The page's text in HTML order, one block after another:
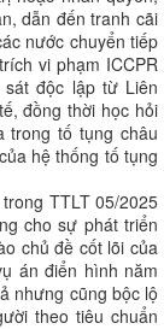
dẫn đến tranh cãi
nước chuyển tiếp
vi phạm ICCPR
độc lập từ Liên
đồng thời học hỏi
trong tố tụng châu
hệ thống tố tụng
TTLT 05/2025
cho sự phát triển
chủ đề cốt lõi của
án điển hình năm
nhưng cũng bộc lộ
theo tiêu chuẩn